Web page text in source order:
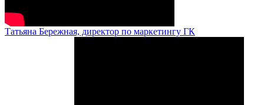
Татьяна Бережная, директор по маркетингу ГК